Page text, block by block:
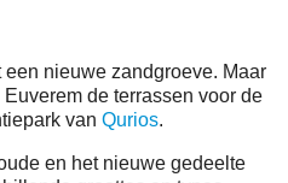
nieuwe zandgroeve. Maar
de terrassen voor de
van Qurios.
en het nieuwe gedeelte